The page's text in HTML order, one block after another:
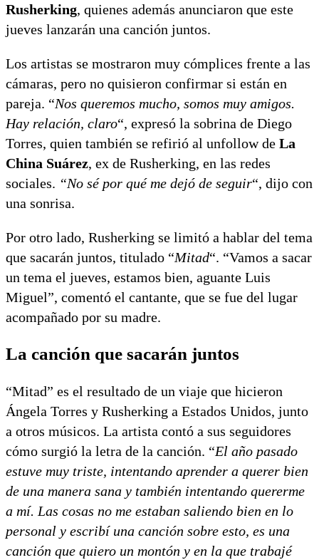
Rusherking, quienes además anunciaron que este
jueves lanzarán una canción juntos.
Los artistas se mostraron muy cómplices frente a las
cámaras, pero no quisieron confirmar si están en
pareja. “Nos queremos mucho, somos muy amigos.
Hay relación, claro“, expresó la sobrina de Diego
Torres, quien también se refirió al unfollow de La
China Suárez, ex de Rusherking, en las redes
sociales. “No sé por qué me dejó de seguir“, dijo con
una sonrisa.
Por otro lado, Rusherking se limitó a hablar del tema
que sacarán juntos, titulado “Mitad“. “Vamos a sacar
un tema el jueves, estamos bien, aguante Luis
Miguel”, comentó el cantante, que se fue del lugar
acompañado por su madre.
La canción que sacarán juntos
“Mitad” es el resultado de un viaje que hicieron
Ángela Torres y Rusherking a Estados Unidos, junto
a otros músicos. La artista contó a sus seguidores
cómo surgió la letra de la canción. “El año pasado
estuve muy triste, intentando aprender a querer bien
de una manera sana y también intentando quererme
a mí. Las cosas no me estaban saliendo bien en lo
personal y escribí una canción sobre esto, es una
canción que quiero un montón y en la que trabajé